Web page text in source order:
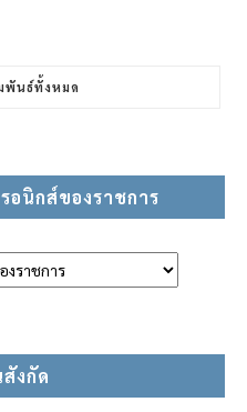
พันธ์ทั้งหมด
อนิกส์ของราชการ
งกัด